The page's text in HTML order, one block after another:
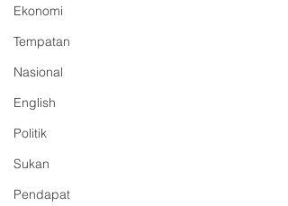
Ekonomi
Tempatan
Nasional
English
Politik
Sukan
Pendapat